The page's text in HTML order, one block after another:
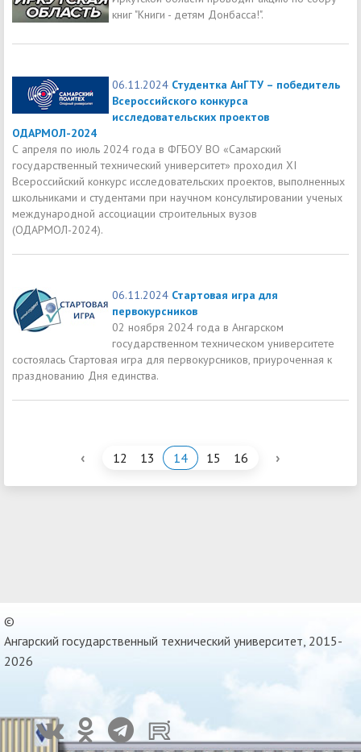
книг "Книги - детям Донбасса!".
06.11.2024 Студентка АнГТУ – победитель
Всероссийского конкурса
исследовательских проектов
ОДАРМОЛ-2024
С апреля по июль 2024 года в ФГБОУ ВО «Самарский
государственный технический университет» проходил XI
Всероссийский конкурс исследовательских проектов, выполненных
школьниками и студентами при научном консультировании ученых
международной ассоциации строительных вузов
(ОДАРМОЛ-2024).
06.11.2024 Стартовая игра для
первокурсников
02 ноября 2024 года в Ангарском
государственном техническом университете
состоялась Стартовая игра для первокурсников, приуроченная к
празднованию Дня единства.
‹ 12 13 14 15 16 ›
©
Ангарский государственный технический университет, 2015-
2026